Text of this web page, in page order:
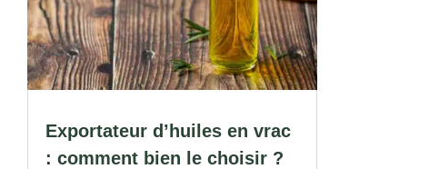
Exportateur d’huiles en vrac
: comment bien le choisir ?